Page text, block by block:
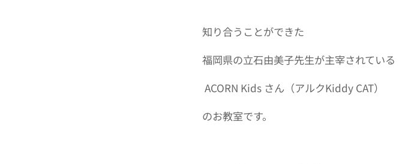
知り合うことができた
福岡県の立石由美子先生が主宰されている
ACORN Kids さん（アルクKiddy CAT）
のお教室です。